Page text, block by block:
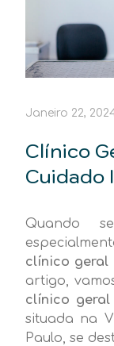
Janeiro 22,
Clínico
Cuidado
Quando
clínico geral
artigo,
clínico
situada na
Paulo, se